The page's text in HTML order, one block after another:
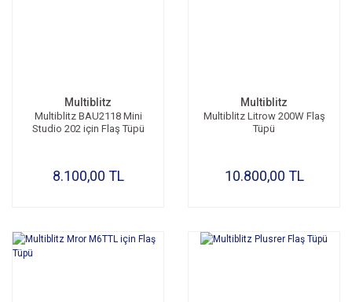
Multiblitz
Multiblitz BAU2118 Mini
Studio 202 için Flaş Tüpü
8.100,00 TL
Multiblitz
Multiblitz Litrow 200W Flaş
Tüpü
10.800,00 TL